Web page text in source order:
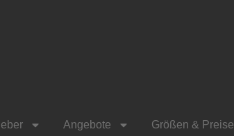
Angebote Größen & Preise